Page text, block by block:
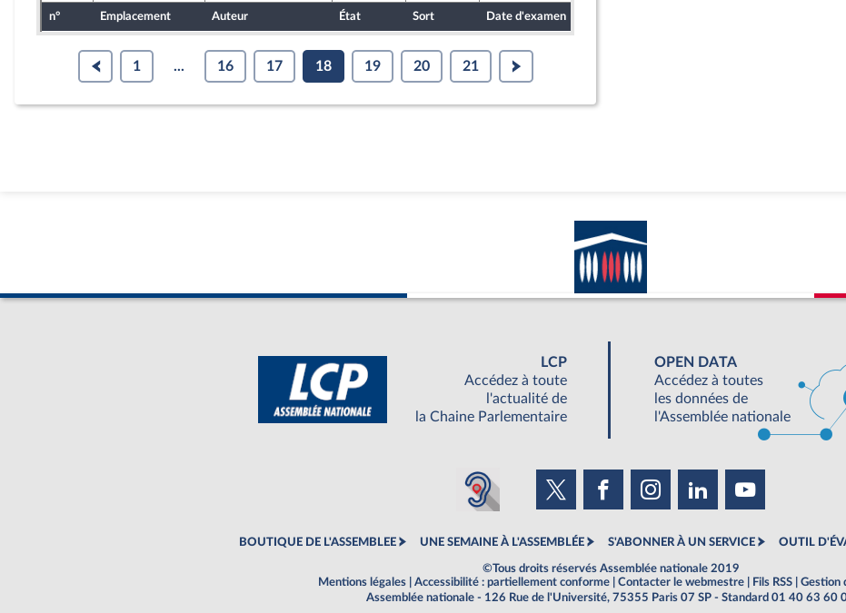
n° Emplacement Auteur État Sort Date d'examen
1 ... 16 17 18 19 20 21
LCP
Accédez à toute
l'actualité de
la Chaine Parlementaire
OPEN DATA
Accédez à toutes
les données de
l'Assemblée nationale
BOUTIQUE DE L'ASSEMBLEE UNE SEMAINE À L'ASSEMBLÉE S'ABONNER À UN SERVICE OUTIL
©Tous droits réservés Assemblée nationale 2019
Mentions légales
Accessibilité : partiellement conforme Contacter le webmestre Fils RSS
Gestion
Assemblée nationale - 126 Rue de l'Université, 75355 Paris 07 SP - Standard 01 40 63 60